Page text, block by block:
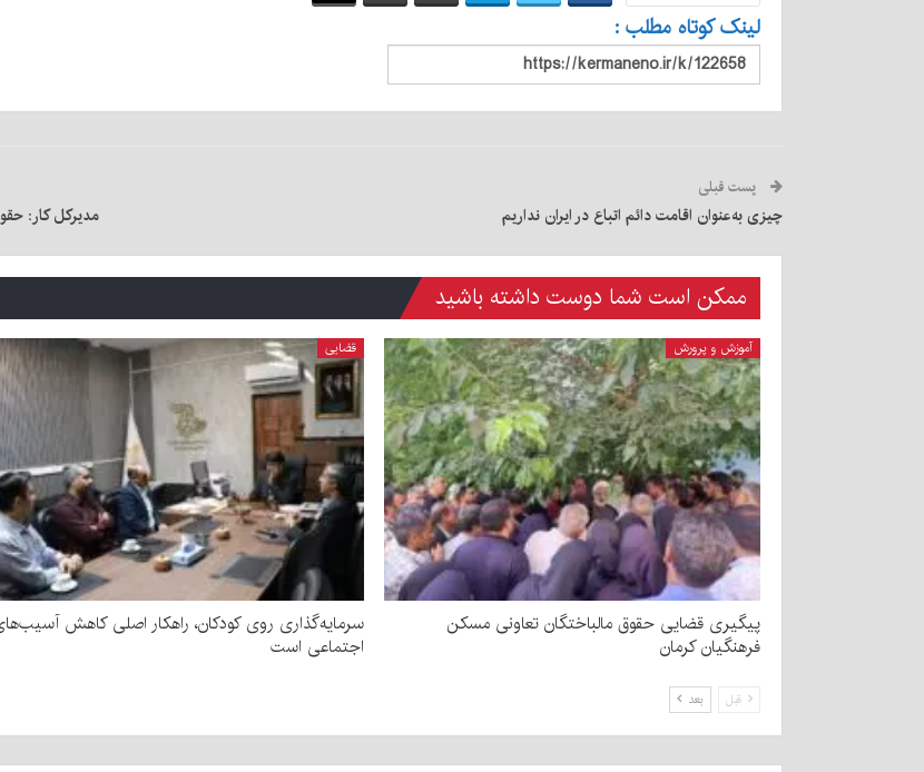
لینک کوتاه مطلب :
پست قبلی
چیزی به‌عنوان اقامت دائم اتباع در ایران نداریم مدیرکل کار:
ممکن است شما دوست داشته باشید
آموزش و پرورش
پیگیری قضایی حقوق مالباختگان تعاونی مسکن
فرهنگیان کرمان
قضایی
سرمایه‌گذاری روی کودکان، راهکار اصلی کاهش
اجتماعی است
قبل بعد